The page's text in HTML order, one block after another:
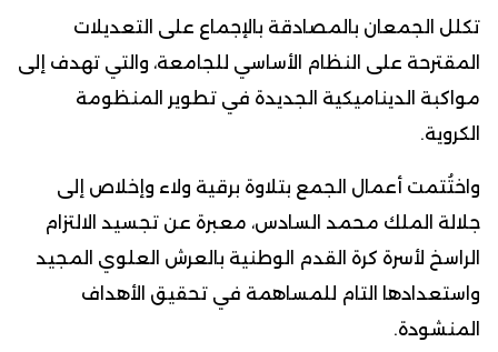
تكلل الجمعان بالمصادقة بالإجماع على التعديلات
المقترحة على النظام الأساسي للجامعة، والتي تهدف إلى
مواكبة الديناميكية الجديدة في تطوير المنظومة
الكروية.
واختُتمت أعمال الجمع بتلاوة برقية ولاء وإخلاص إلى
جلالة الملك محمد السادس، معبرة عن تجسيد الالتزام
الراسخ لأسرة كرة القدم الوطنية بالعرش العلوي المجيد
واستعدادها التام للمساهمة في تحقيق الأهداف
المنشودة.